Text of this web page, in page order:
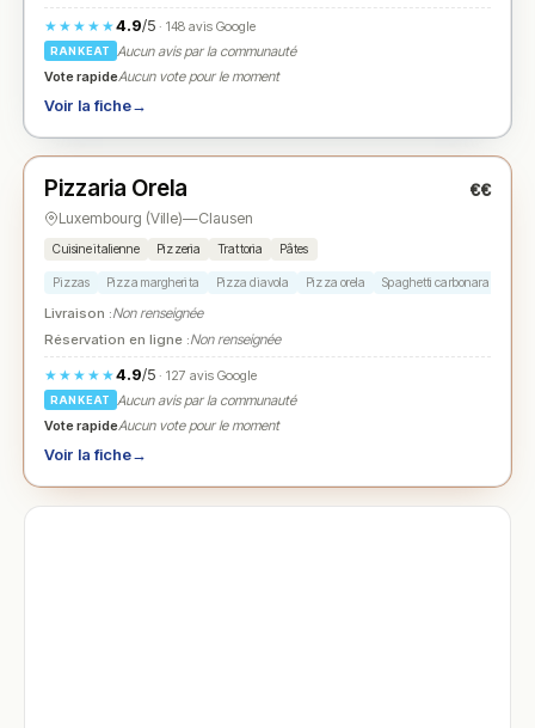
★★★★★4.9/5· 148 avis Google
RANKEAT
Aucun avis par la communauté
Vote rapideAucun vote pour le moment
Voir la fiche→
★ N° 3
Pizzaria Orela €€
Luxembourg (Ville)—Clausen
Cuisine italienne Pizzeria Trattoria Pâtes
Pizzas Pizza margherita Pizza diavola Pizza orela Spaghetti carbonara
Livraison :Non renseignée
Réservation en ligne :Non renseignée
★★★★★4.9/5· 127 avis Google
RANKEAT
Aucun avis par la communauté
Vote rapideAucun vote pour le moment
Voir la fiche→